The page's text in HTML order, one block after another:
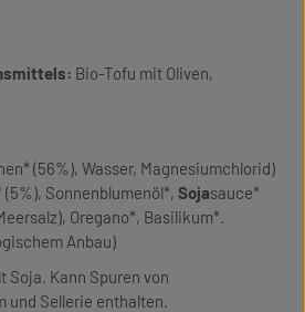
Bio-Tofu mit Oliven,
(56%), Wasser, Magnesiumchlorid)
Sonnenblumenöl*, Sojasauce*
Oregano*, Basilikum*.
Anbau)
Soja. Kann Spuren von
und Sellerie enthalten.